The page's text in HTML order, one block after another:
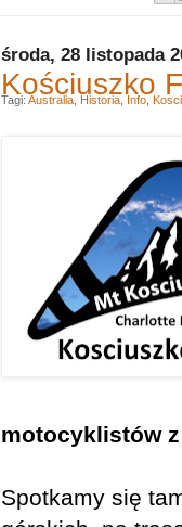
środa, 28 listopada
Kościuszko
motocyklistów
Spotkamy się
Tagi: Australia Historia Info